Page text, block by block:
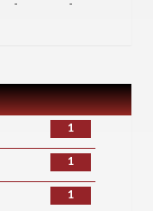
- -
1
1
1